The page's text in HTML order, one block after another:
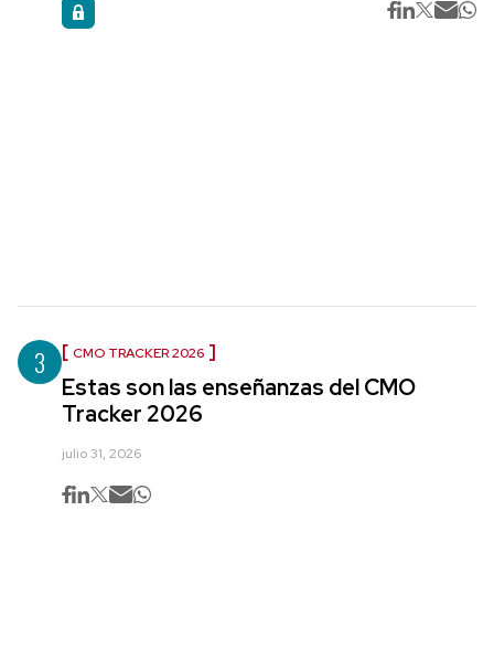
3 CMO TRACKER 2026
Estas son las enseñanzas del CMO
Tracker 2026
julio 31, 2026